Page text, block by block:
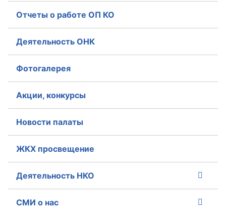
оказания услуг
Структура Палаты
Комиссии
Экспертный совет ОП КО
Совет ОП КО
Члены ОП КО
Документы ОП КО
Регламент ОП КО
Отчеты о работе ОП КО
Деятельность ОНК
Фотогалерея
Акции, конкурсы
Новости палаты
ЖКХ просвещение
Деятельность НКО
СМИ о нас